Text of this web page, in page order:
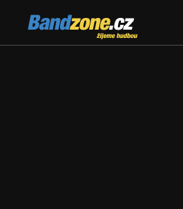
Bandzone.cz
žijeme hudbou